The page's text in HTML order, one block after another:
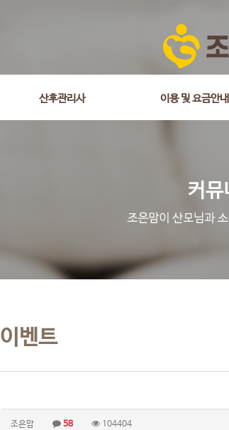
산후관리사 이용 및 요금안내
이벤트
조은맘 58 104404